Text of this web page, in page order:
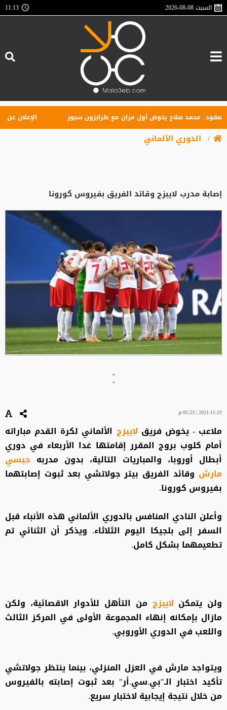
السبت2026-08-08
11:13
محمد صلاح يخوض أول مران مع طرابزون سبور الإعلان عن
الدوري الألماني
إصابة مدرب لايبزج وقائد الفريق بفيروس كورونا
"
"
2021-11-23 | 05:23 م
ملاعب - يخوض فريق لايبزج الألماني لكرة القدم مباراته
أمام كلوب بروج المقرر إقامتها غدا الأربعاء في دوري
أبطال أوروبا، والمباريات التالية، بدون مدربه جيسي
مارش وقائد الفريق بيتر جولاتشي بعد ثبوت إصابتهما
بفيروس كورونا.
وأعلن النادي المنافس بالدوري الألماني هذه الأنباء قبل
السفر إلى بلجيكا اليوم الثلاثاء. ويذكر أن الثنائي تم
تطعيمهما بشكل كامل.
ولن يتمكن لايبزجمن التأهل للأدوار الاقصائية، ولكن
مازال بإمكانه إنهاء المجموعة الأولى في المركز الثالث
واللعب في الدوري الأوروبي.
ويتواجد مارش في العزل المنزلي، بينما ينتظر جولاتشي
تأكيد اختبار الـ"بي.سي.أر" بعد ثبوت إصابته بالفيروس
من خلال نتيجة إيجابية لاختبار سريع.